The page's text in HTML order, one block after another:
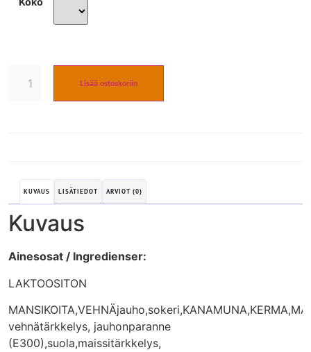
Lisää ostoskoriin
KUVAUS LISÄTIEDOT ARVIOT (0)
Kuvaus
Ainesosat / Ingredienser:
LAKTOOSITON
vehnätärkkelys, jauhonparanne
(E300),suola,maissitärkkelys,